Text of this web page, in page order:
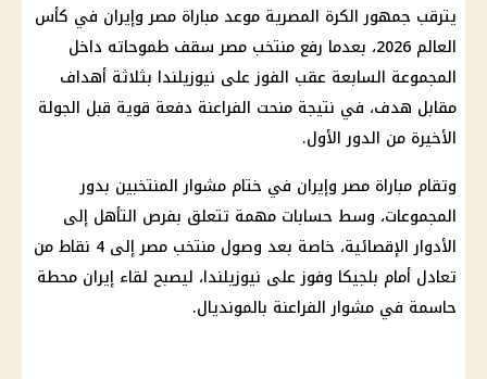
يترقب جمهور الكرة المصرية موعد مباراة مصر وإيران في كأس
العالم 2026، بعدما رفع منتخب مصر سقف طموحاته داخل
المجموعة السابعة عقب الفوز على نيوزيلندا بثلاثة أهداف
مقابل هدف، في نتيجة منحت الفراعنة دفعة قوية قبل الجولة
الأخيرة من الدور الأول.
وتقام مباراة مصر وإيران في ختام مشوار المنتخبين بدور
المجموعات، وسط حسابات مهمة تتعلق بفرص التأهل إلى
الأدوار الإقصائية، خاصة بعد وصول منتخب مصر إلى 4 نقاط من
تعادل أمام بلجيكا وفوز على نيوزيلندا، ليصبح لقاء إيران محطة
حاسمة في مشوار الفراعنة بالمونديال.